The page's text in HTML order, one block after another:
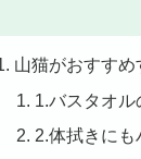
山猫がおすす
1.バスタオ
2.体拭きにも